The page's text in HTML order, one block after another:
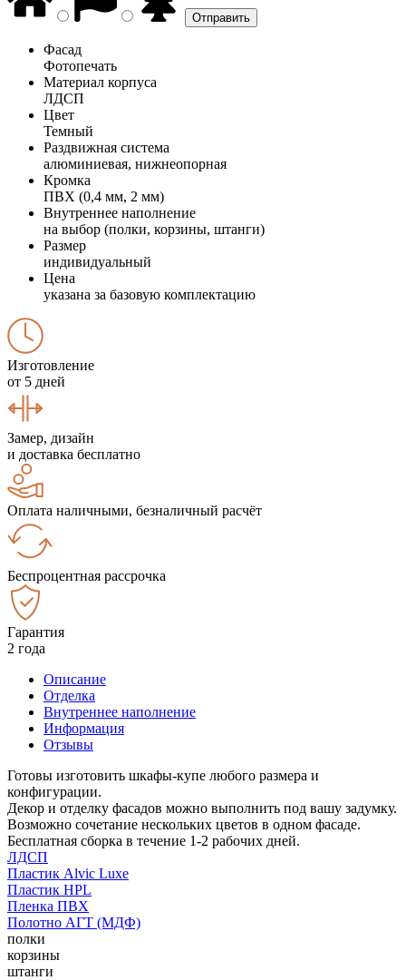
Фасад
Фотопечать
Материал корпуса
ЛДСП
Цвет
Темный
Раздвижная система
алюминиевая, нижнеопорная
Кромка
ПВХ (0,4 мм, 2 мм)
Внутреннее наполнение
на выбор (полки, корзины, штанги)
Размер
индивидуальный
Цена
указана за базовую комплектацию
Изготовление
от 5 дней
Замер, дизайн
и доставка бесплатно
Оплата наличными, безналичный расчёт
Беспроцентная рассрочка
Гарантия
2 года
Описание
Отделка
Внутреннее наполнение
Информация
Отзывы
Готовы изготовить шкафы-купе любого размера и
конфигурации.
Декор и отделку фасадов можно выполнить под вашу задумку.
Возможно сочетание нескольких цветов в одном фасаде.
Бесплатная сборка в течение 1-2 рабочих дней.
ЛДСП
Пластик Alvic Luxe
Пластик HPL
Пленка ПВХ
Полотно АГТ (МДФ)
полки
корзины
штанги